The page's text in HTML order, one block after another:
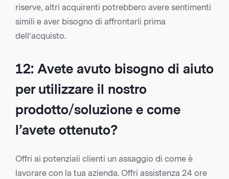
riserve, altri acquirenti potrebbero avere sentimenti
simili e aver bisogno di affrontarli prima
dell’acquisto.
12: Avete avuto bisogno di aiuto
per utilizzare il nostro
prodotto/soluzione e come
l’avete ottenuto?
Offri ai potenziali clienti un assaggio di come è
lavorare con la tua azienda. Offri assistenza 24 ore